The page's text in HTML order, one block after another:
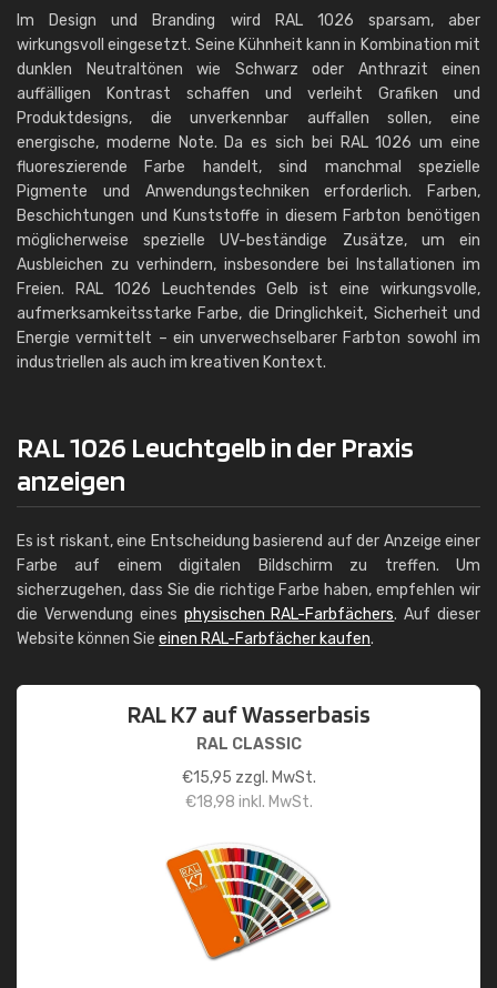
Im Design und Branding wird RAL 1026 sparsam, aber
wirkungsvoll eingesetzt. Seine Kühnheit kann in Kombination mit
dunklen Neutraltönen wie Schwarz oder Anthrazit einen
auffälligen Kontrast schaffen und verleiht Grafiken und
Produktdesigns, die unverkennbar auffallen sollen, eine
energische, moderne Note. Da es sich bei RAL 1026 um eine
fluoreszierende Farbe handelt, sind manchmal spezielle
Pigmente und Anwendungstechniken erforderlich. Farben,
Beschichtungen und Kunststoffe in diesem Farbton benötigen
möglicherweise spezielle UV-beständige Zusätze, um ein
Ausbleichen zu verhindern, insbesondere bei Installationen im
Freien. RAL 1026 Leuchtendes Gelb ist eine wirkungsvolle,
aufmerksamkeitsstarke Farbe, die Dringlichkeit, Sicherheit und
Energie vermittelt – ein unverwechselbarer Farbton sowohl im
industriellen als auch im kreativen Kontext.
RAL 1026 Leuchtgelb in der Praxis
anzeigen
Es ist riskant, eine Entscheidung basierend auf der Anzeige einer
Farbe auf einem digitalen Bildschirm zu treffen. Um
sicherzugehen, dass Sie die richtige Farbe haben, empfehlen wir
die Verwendung eines physischen RAL-Farbfächers. Auf dieser
Website können Sie einen RAL-Farbfächer kaufen.
RAL K7 auf Wasserbasis
RAL CLASSIC
€15,95 zzgl. MwSt.
€18,98 inkl. MwSt.